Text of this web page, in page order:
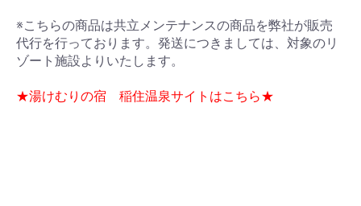
※こちらの商品は共立メンテナンスの商品を弊社が販売
代行を行っております。発送につきましては、対象のリ
ゾート施設よりいたします。
★湯けむりの宿 稲住温泉サイトはこちら★